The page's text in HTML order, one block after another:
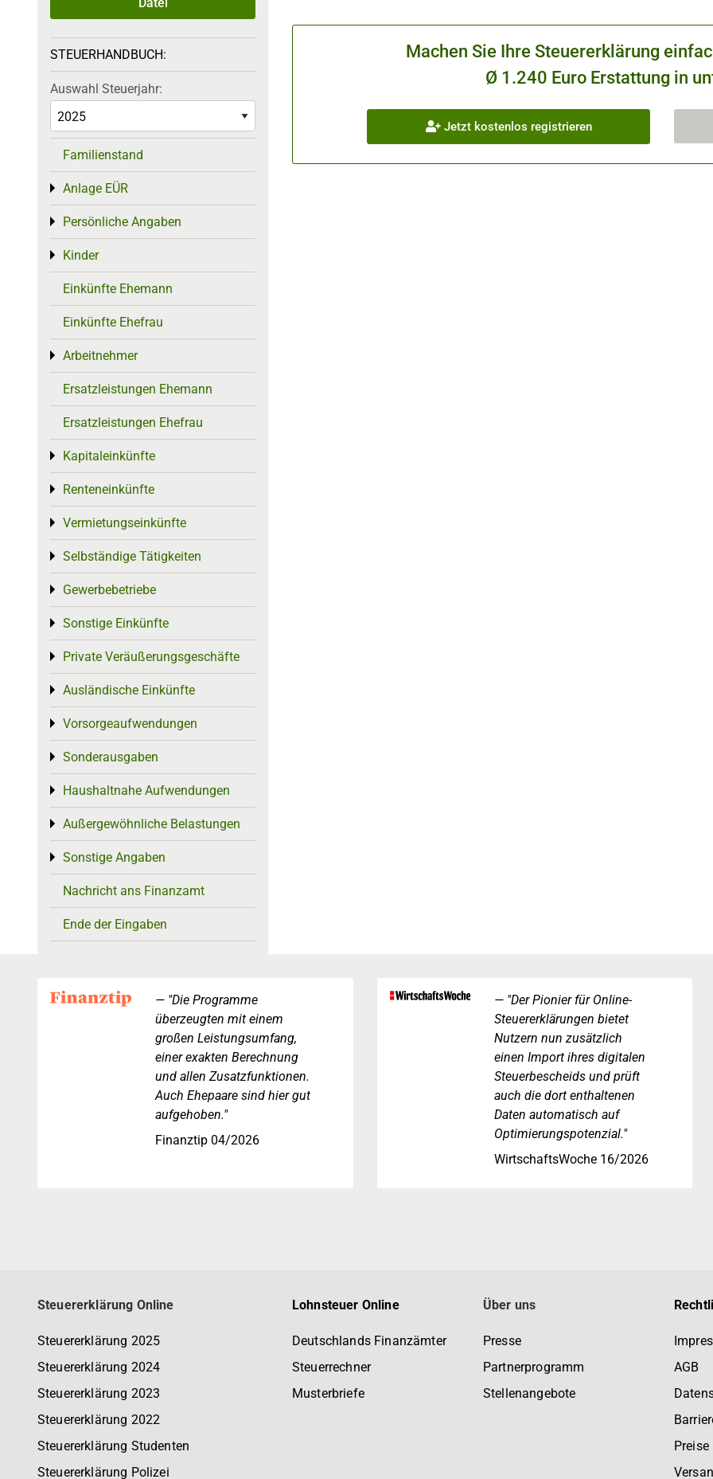
Machen Sie Ihre Steuererklärung
Ø 1.240 Euro Erstattung in
Jetzt kostenlos registrieren
STEUERHANDBUCH:
Auswahl Steuerjahr:
Familienstand
Anlage EÜR
Toggle menu
Persönliche Angaben
Toggle menu
Kinder
Toggle menu
Einkünfte Ehemann
Einkünfte Ehefrau
Arbeitnehmer
Toggle menu
Ersatzleistungen Ehemann
Ersatzleistungen Ehefrau
Kapitaleinkünfte
Toggle menu
Renteneinkünfte
Toggle menu
Vermietungseinkünfte
Toggle menu
Selbständige Tätigkeiten
Toggle menu
Gewerbebetriebe
Toggle menu
Sonstige Einkünfte
Toggle menu
Private Veräußerungsgeschäfte
Toggle menu
Ausländische Einkünfte
Toggle menu
Vorsorgeaufwendungen
Toggle menu
Sonderausgaben
Toggle menu
Haushaltnahe Aufwendungen
Toggle menu
Außergewöhnliche Belastungen
Toggle menu
Sonstige Angaben
Toggle menu
Nachricht ans Finanzamt
Ende der Eingaben
"Die Programme
überzeugten mit einem
großen Leistungsumfang,
einer exakten Berechnung
und allen Zusatzfunktionen.
Auch Ehepaare sind hier gut
aufgehoben."
Finanztip 04/2026
"Der Pionier für Online-
Steuererklärungen bietet
Nutzern nun zusätzlich
einen Import ihres digitalen
Steuerbescheids und prüft
auch die dort enthaltenen
Daten automatisch auf
Optimierungspotenzial."
WirtschaftsWoche 16/2026
Steuererklärung Online
Steuererklärung 2025
Steuererklärung 2024
Steuererklärung 2023
Steuererklärung 2022
Steuererklärung Studenten
Steuererklärung Polizei
Lohnsteuer Online
Deutschlands Finanzämter
Steuerrechner
Musterbriefe
Über uns
Presse
Partnerprogramm
Stellenangebote
AGB
Preise